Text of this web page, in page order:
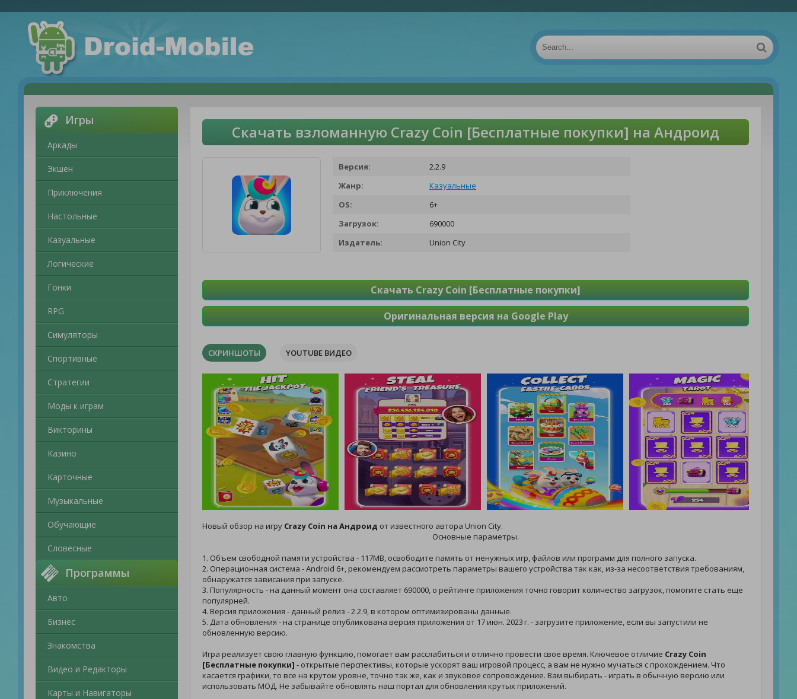
Игры
Аркады
Экшен
Приключения
Настольные
Казуальные
Логические
Гонки
RPG
Симуляторы
Спортивные
Стратегии
Моды к играм
Викторины
Казино
Карточные
Музыкальные
Обучающие
Словесные
Программы
Авто
Бизнес
Знакомства
Видео и Редакторы
Карты и Навигаторы
Скачать взломанную Crazy Coin [Бесплатные покупки] на Андроид
Версия:
2.2.9
Жанр:
Казуальные
OS:
6+
Загрузок:
690000
Издатель:
Union City
Скачать Crazy Coin [Бесплатные покупки]
Оригинальная версия на Google Play
СКРИНШОТЫ YOUTUBE ВИДЕО
Новый обзор на игру Crazy Coin на Андроид от известного автора Union City.
Основные параметры.
1. Объем свободной памяти устройства - 117MB, освободите память от ненужных игр, файлов или программ для полного запуска.
2. Операционная система - Android 6+, рекомендуем рассмотреть параметры вашего устройства так как, из-за несоответствия требованиям,
обнаружатся зависания при запуске.
3. Популярность - на данный момент она составляет 690000, о рейтинге приложения точно говорит количество загрузок, помогите стать еще
популярней.
4. Версия приложения - данный релиз - 2.2.9, в котором оптимизированы данные.
5. Дата обновления - на странице опубликована версия приложения от 17 июн. 2023 г. - загрузите приложение, если вы запустили не
обновленную версию.
Игра реализует свою главную функцию, помогает вам расслабиться и отлично провести свое время. Ключевое отличие Crazy Coin
[Бесплатные покупки] - открытые перспективы, которые ускорят ваш игровой процесс, а вам не нужно мучаться с прохождением. Что
касается графики, то все на крутом уровне, точно так же, как и звуковое сопровождение. Вам выбирать - играть в обычную версию или
использовать МОД. Не забывайте обновлять наш портал для обновления крутых приложений.